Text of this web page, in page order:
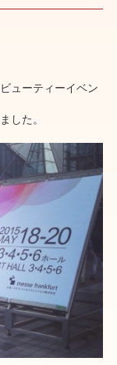
ューティーイベン
した。